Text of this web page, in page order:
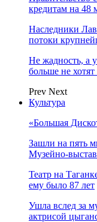
кредитам на 48
Наследники
потоки
Не жадность, а
больше не хотят
Prev Next
Культура
«Большая
Зашли на пять
Музейно-
Театр на
ему было 87 лет
Ушла вслед за
актрисой